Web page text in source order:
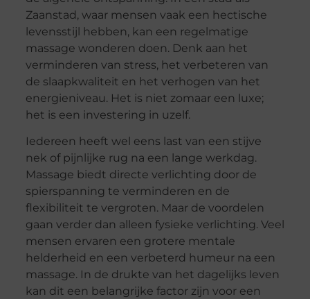
Zaanstad, waar mensen vaak een hectische
levensstijl hebben, kan een regelmatige
massage wonderen doen. Denk aan het
verminderen van stress, het verbeteren van
de slaapkwaliteit en het verhogen van het
energieniveau. Het is niet zomaar een luxe;
het is een investering in uzelf.
Iedereen heeft wel eens last van een stijve
nek of pijnlijke rug na een lange werkdag.
Massage biedt directe verlichting door de
spierspanning te verminderen en de
flexibiliteit te vergroten. Maar de voordelen
gaan verder dan alleen fysieke verlichting. Veel
mensen ervaren een grotere mentale
helderheid en een verbeterd humeur na een
massage. In de drukte van het dagelijks leven
kan dit een belangrijke factor zijn voor een